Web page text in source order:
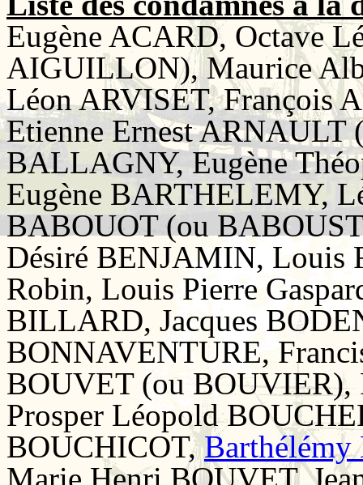
Eugène ACARD, Octave
AIGUILLON), Maurice
Léon ARVISET, François
Etienne Ernest
BALLAGNY, Eugène
Eugène BARTHELEMY,
BABOUOT (ou
Désiré BENJAMIN, Louis
Robin, Louis Pierre
BILLARD, Jacques
BONNAVENTURE,
BOUVET (ou BOUVIER),
Prosper Léopold
BOUCHICOT,
Marie Henri BOUVET,